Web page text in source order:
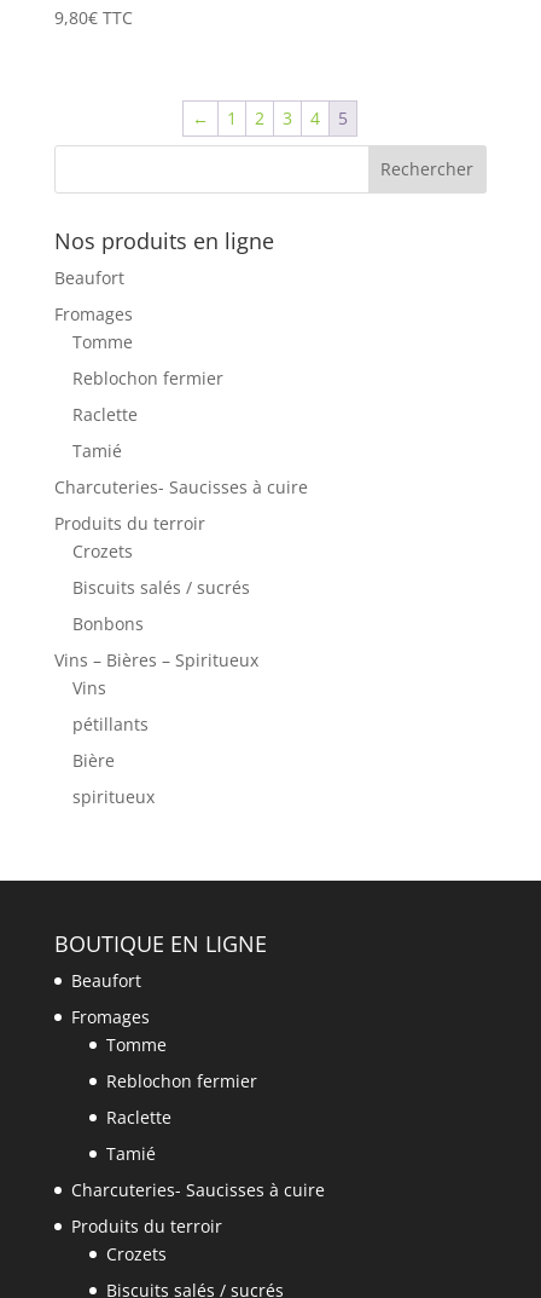
9,80€ TTC
← 1 2 3 4 5
Nos produits en ligne
Beaufort
Fromages
Tomme
Reblochon fermier
Raclette
Tamié
Charcuteries- Saucisses à cuire
Produits du terroir
Crozets
Biscuits salés / sucrés
Bonbons
Vins – Bières – Spiritueux
Vins
pétillants
Bière
spiritueux
BOUTIQUE EN LIGNE
Beaufort
Fromages
Tomme
Reblochon fermier
Raclette
Tamié
Charcuteries- Saucisses à cuire
Produits du terroir
Crozets
Biscuits salés / sucrés